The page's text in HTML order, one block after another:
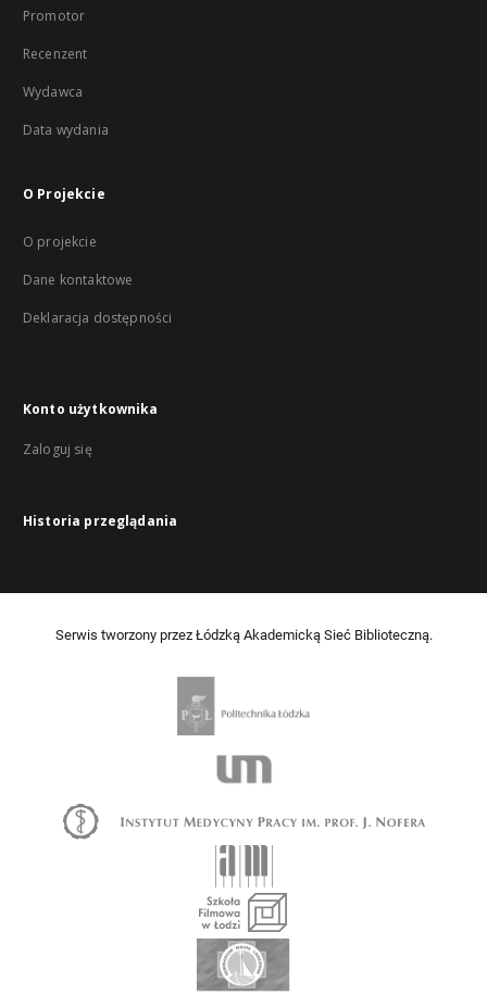
Promotor
Recenzent
Wydawca
Data wydania
O Projekcie
O projekcie
Dane kontaktowe
Deklaracja dostępności
Konto użytkownika
Zaloguj się
Historia przeglądania
Serwis tworzony przez Łódzką Akademicką Sieć Biblioteczną.